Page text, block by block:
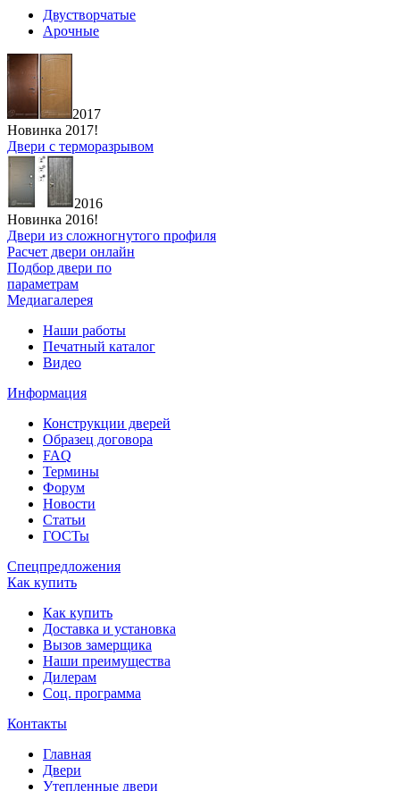
Двустворчатые
Арочные
2017
Новинка 2017!
Двери с терморазрывом
2016
Новинка 2016!
Двери из сложногнутого профиля
Расчет двери онлайн
Подбор двери по
параметрам
Медиагалерея
Наши работы
Печатный каталог
Видео
Информация
Конструкции дверей
Образец договора
FAQ
Термины
Форум
Новости
Статьи
ГОСТы
Спецпредложения
Как купить
Как купить
Доставка и установка
Вызов замерщика
Наши преимущества
Дилерам
Соц. программа
Контакты
Главная
Двери
Утепленные двери